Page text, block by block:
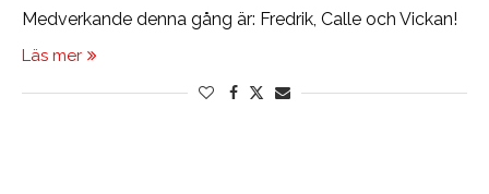
Medverkande denna gång är: Fredrik, Calle och Vickan!
Läs mer